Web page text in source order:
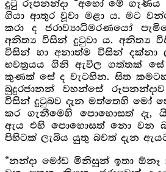
දුටු රූපනන්දා “අහෝ මේ
ගියා ආතුර වූවා මළා ය. මට
කරා ද ජරාව්‍යාධිමරණයෝ
අනිත්‍ය විසින් දුටුවා ය. අනිත්‍ය
විසින් හා අනාත්ම විසින් දක්නා
භවත්‍රයය ගිනි ඇවිල ගත්තක්
කුණක් සේ ද වැටහින. සිත
බුදුරජානන් වහන්සේ
විසින් දුටුබව දැන මත්තෙහි මෝ
කර ගැනීමෙහි පොහොසත් දැ,
ඇය එහි පොහොසත් නො වන
පිහිටක් ලැබිය යුතු බවත් දැන
“නන්දා මෝඩ මිනිසුන් ඉතා